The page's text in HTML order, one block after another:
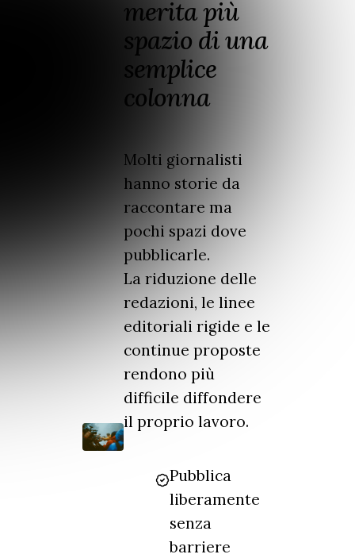
merita più
spazio di una
semplice
colonna
Molti giornalisti
hanno storie da
raccontare ma
pochi spazi dove
pubblicarle.
La riduzione delle
redazioni, le linee
editoriali rigide e le
continue proposte
rendono più
difficile diffondere
il proprio lavoro.
Pubblica
liberamente
senza
barriere